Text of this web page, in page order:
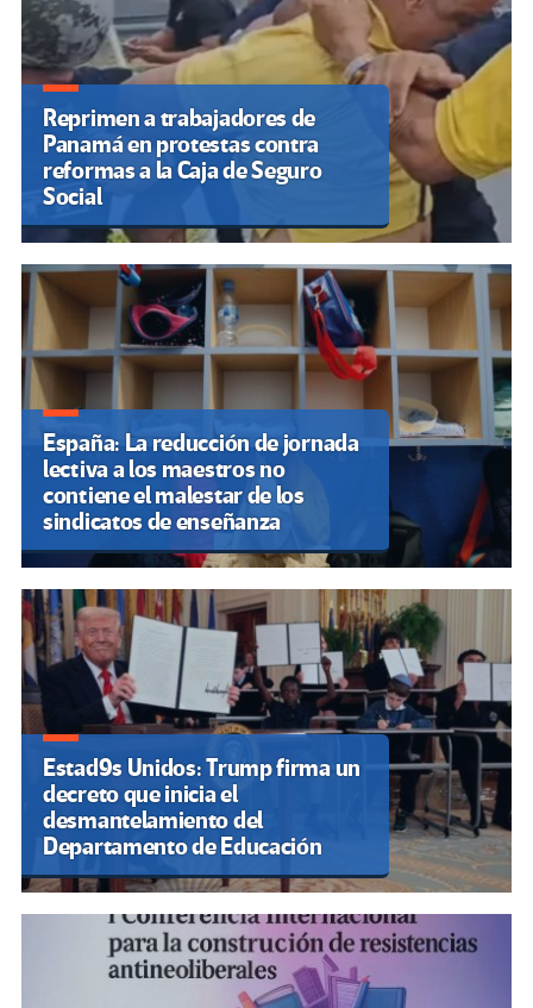
Reprimen a trabajadores de
Panamá en protestas contra
reformas a la Caja de Seguro
Social
España: La reducción de jornada
lectiva a los maestros no
contiene el malestar de los
sindicatos de enseñanza
Estad9s Unidos: Trump firma un
decreto que inicia el
desmantelamiento del
Departamento de Educación